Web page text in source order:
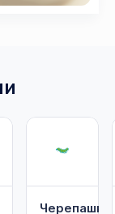
Черепашки